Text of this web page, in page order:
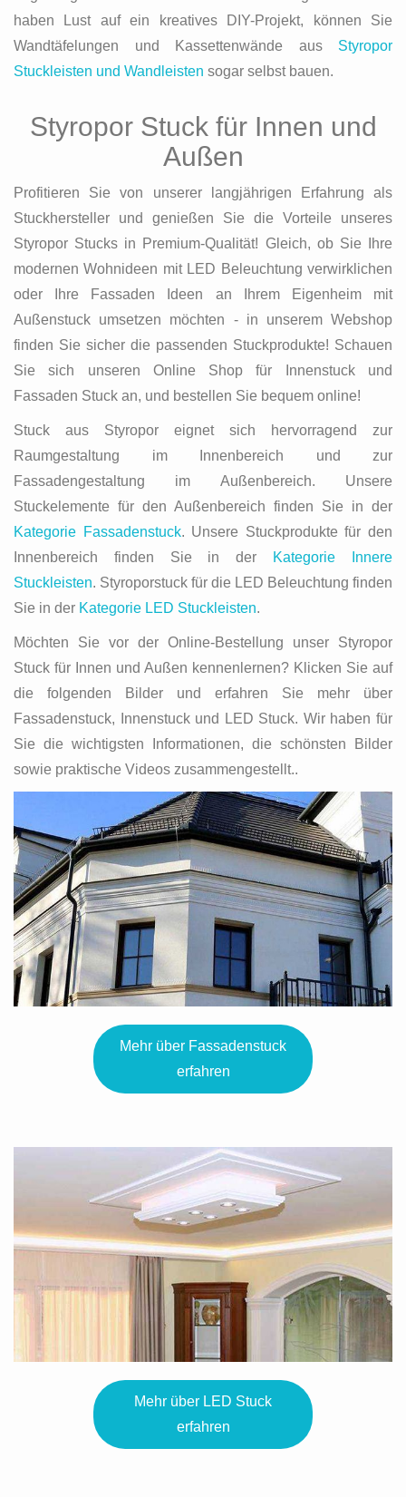
haben Lust auf ein kreatives DIY-Projekt, können Sie
Wandtäfelungen und Kassettenwände aus Styropor
Stuckleisten und Wandleisten sogar selbst bauen.
Styropor Stuck für Innen und
Außen
Profitieren Sie von unserer langjährigen Erfahrung als
Stuckhersteller und genießen Sie die Vorteile unseres
Styropor Stucks in Premium-Qualität! Gleich, ob Sie Ihre
modernen Wohnideen mit LED Beleuchtung verwirklichen
oder Ihre Fassaden Ideen an Ihrem Eigenheim mit
Außenstuck umsetzen möchten - in unserem Webshop
finden Sie sicher die passenden Stuckprodukte! Schauen
Sie sich unseren Online Shop für Innenstuck und
Fassaden Stuck an, und bestellen Sie bequem online!
Stuck aus Styropor eignet sich hervorragend zur
Raumgestaltung im Innenbereich und zur
Fassadengestaltung im Außenbereich. Unsere
Stuckelemente für den Außenbereich finden Sie in der
Kategorie Fassadenstuck. Unsere Stuckprodukte für den
Innenbereich finden Sie in der
Kategorie Innere
Stuckleisten. Styroporstuck für die LED Beleuchtung finden
Sie in der Kategorie LED Stuckleisten.
Möchten Sie vor der Online-Bestellung unser Styropor
Stuck für Innen und Außen kennenlernen? Klicken Sie auf
die folgenden Bilder und erfahren Sie mehr über
Fassadenstuck, Innenstuck und LED Stuck. Wir haben für
Sie die wichtigsten Informationen, die schönsten Bilder
sowie praktische Videos zusammengestellt..
Mehr über Fassadenstuck
erfahren
Mehr über LED Stuck
erfahren